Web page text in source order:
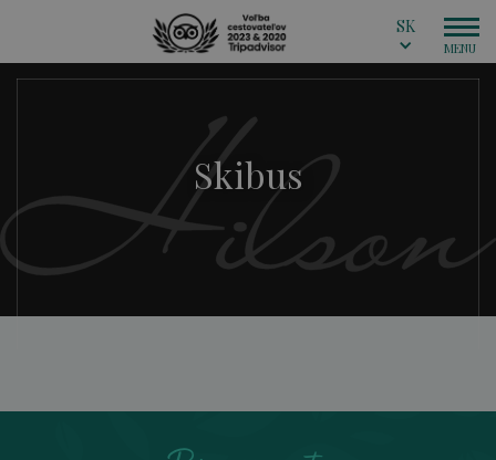
SK
Skibus